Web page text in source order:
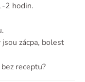
2 hodin.
zácpa, bolest
receptu?